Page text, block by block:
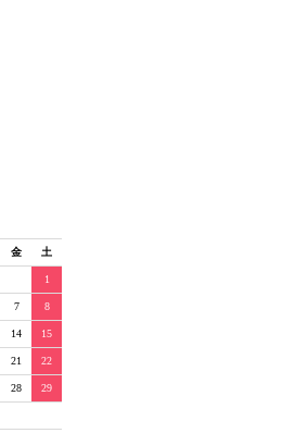
金 土
1
7 8
14 15
21 22
28 29